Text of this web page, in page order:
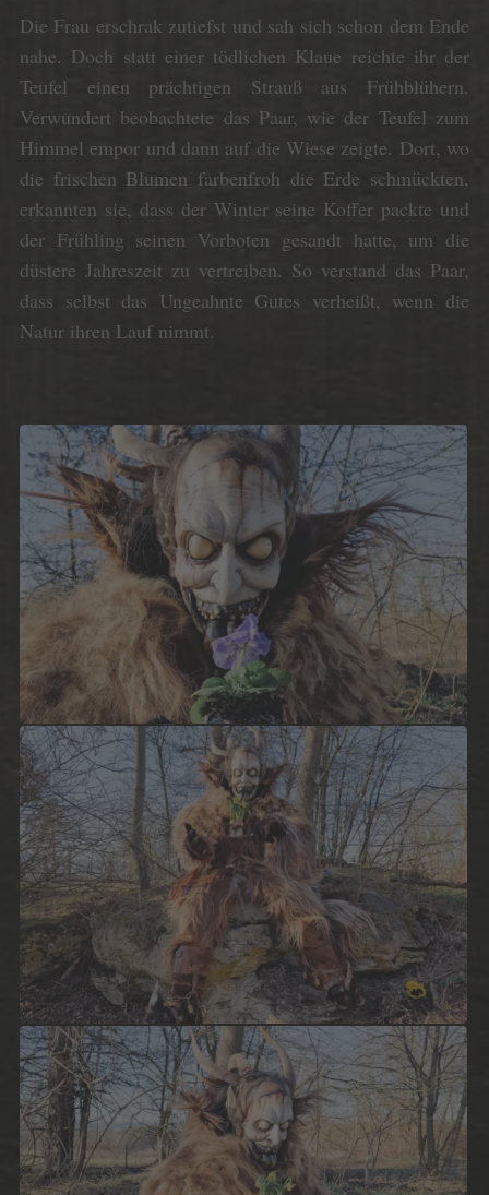
Die Frau erschrak zutiefst und sah sich schon dem Ende
nahe. Doch statt einer tödlichen Klaue reichte ihr der
Teufel einen prächtigen Strauß aus Frühblühern.
Verwundert beobachtete das Paar, wie der Teufel zum
Himmel empor und dann auf die Wiese zeigte. Dort, wo
die frischen Blumen farbenfroh die Erde schmückten,
erkannten sie, dass der Winter seine Koffer packte und
der Frühling seinen Vorboten gesandt hatte, um die
düstere Jahreszeit zu vertreiben. So verstand das Paar,
dass selbst das Ungeahnte Gutes verheißt, wenn die
Natur ihren Lauf nimmt.